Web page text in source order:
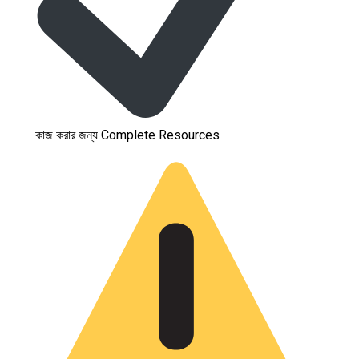
কাজ করার জন্য Complete Resources